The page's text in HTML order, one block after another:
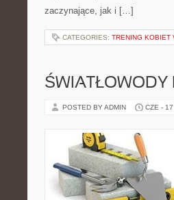
zaczynające, jak i […]
CATEGORIES: TRENING KOBIET
ŚWIATŁOWODY
POSTED BY ADMIN CZE -